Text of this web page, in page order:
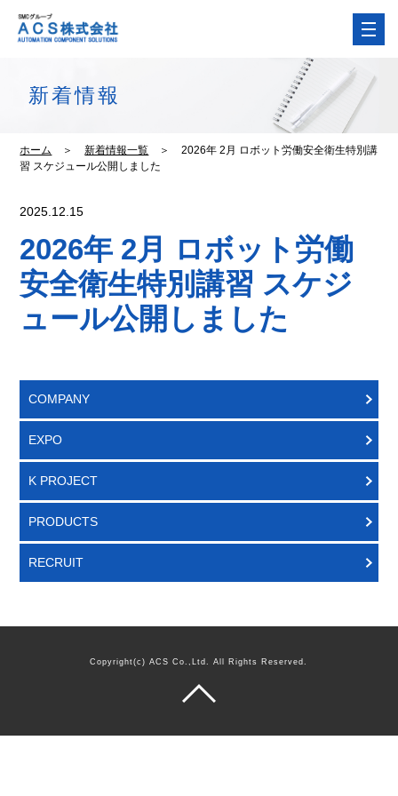
新着情報
ホーム ＞ 新着情報一覧 ＞
2026年 2月 ロボット労働安全衛生特別講
習 スケジュール公開しました
2025.12.15
2026年 2月 ロボット労働
安全衛生特別講習 スケジ
ュール公開しました
COMPANY
EXPO
K PROJECT
PRODUCTS
RECRUIT
Copyright(c) ACS Co.,Ltd. All Rights Reserved.